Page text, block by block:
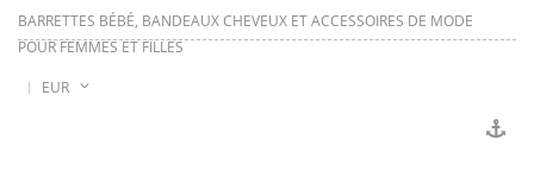
BARRETTES BÉBÉ, BANDEAUX CHEVEUX ET ACCESSOIRES DE MODE
POUR FEMMES ET FILLES
EUR